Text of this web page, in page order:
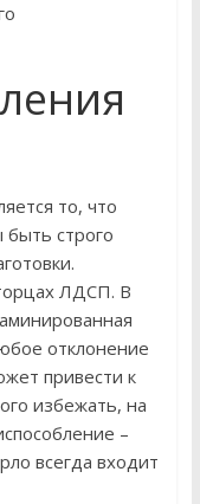
то, что
строго
ЛДСП. В
отклонение
привести к
избежать, на
–
всегда входит